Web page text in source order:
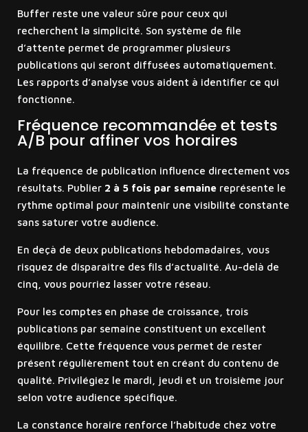
Buffer reste une valeur sûre pour ceux qui
recherchent la simplicité. Son système de file
d’attente permet de programmer plusieurs
publications qui seront diffusées automatiquement.
Les rapports d’analyse vous aident à identifier ce qui
fonctionne.
Fréquence recommandée et tests
A/B pour affiner vos horaires
La fréquence de publication influence directement vos
résultats. Publier 2 à 5 fois par semainereprésente le
rythme optimal pour maintenir une visibilité constante
sans saturer votre audience.
En deçà de deux publications hebdomadaires, vous
risquez de disparaître des fils d’actualité. Au-delà de
cinq, vous pourriez lasser votre réseau.
Pour les comptes en phase de croissance, trois
publications par semaine constituent un excellent
équilibre. Cette fréquence vous permet de rester
présent régulièrement tout en créant du contenu de
qualité. Privilégiez le mardi, jeudi et un troisième jour
selon votre audience spécifique.
La constance horaire renforce l’habitude chez votre